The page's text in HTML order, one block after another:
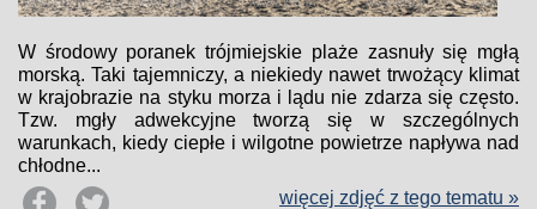
W środowy poranek trójmiejskie plaże zasnuły się mgłą
morską. Taki tajemniczy, a niekiedy nawet trwożący klimat
w krajobrazie na styku morza i lądu nie zdarza się często.
Tzw. mgły adwekcyjne tworzą się w szczególnych
warunkach, kiedy ciepłe i wilgotne powietrze napływa nad
chłodne...
więcej zdjęć z tego tematu »